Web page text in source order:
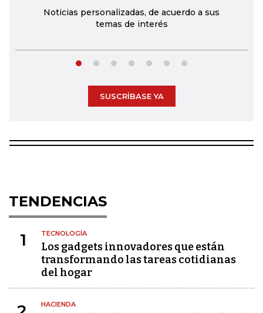
Noticias personalizadas, de acuerdo a sus
temas de interés
SUSCRÍBASE YA
TENDENCIAS
1 TECNOLOGÍA
Los gadgets innovadores que están
transformando las tareas cotidianas
del hogar
HACIENDA